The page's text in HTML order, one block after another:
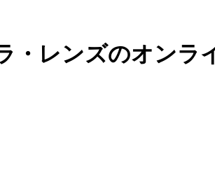
・レンズのオンラ